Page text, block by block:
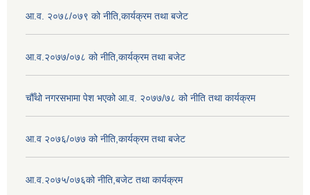
आ.व. २०७८/०७९ को नीति,कार्यक्रम तथा बजेट
आ.व.२०७७/०७८ को नीति,कार्यक्रम तथा बजेट
चौँथो नगरसभामा पेश भएको आ.व. २०७७/७८ को नीति तथा कार्यक्रम
आ.व २०७६/०७७ को नीति,कार्यक्रम तथा बजेट
आ.व.२०७५/०७६को नीति,बजेट तथा कार्यक्रम